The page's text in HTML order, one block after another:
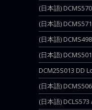
(日本語)
(日本語)
(日本語)
(日本語)
DCM25S013 DD
(日本語)
(日本語)